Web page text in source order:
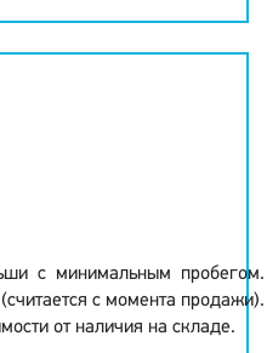
с минимальным пробегом.
с момента продажи).
от наличия на складе.